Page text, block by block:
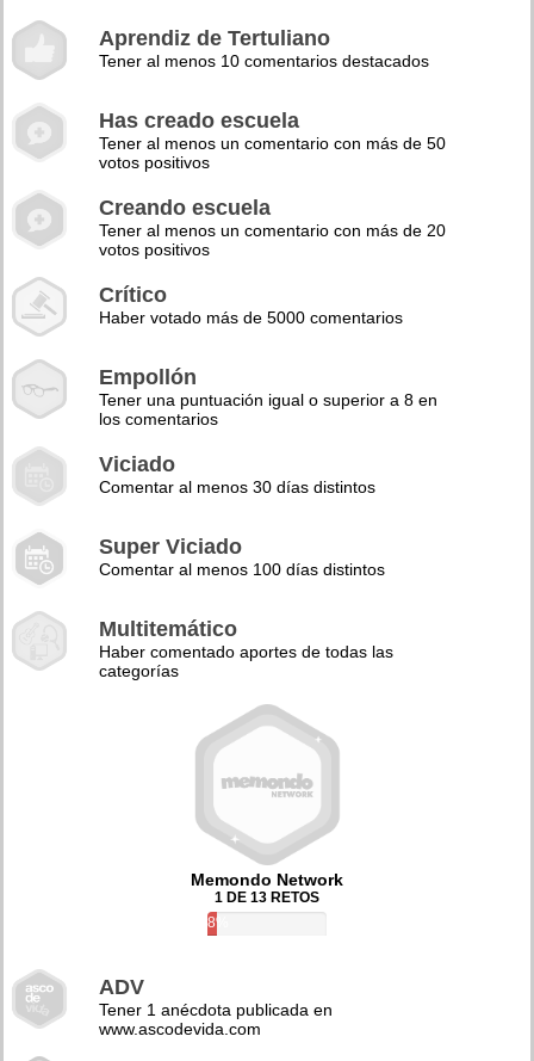
Aprendiz de Tertuliano
Tener al menos 10 comentarios destacados
Has creado escuela
Tener al menos un comentario con más de 50
votos positivos
Creando escuela
Tener al menos un comentario con más de 20
votos positivos
Crítico
Haber votado más de 5000 comentarios
Empollón
Tener una puntuación igual o superior a 8 en
los comentarios
Viciado
Comentar al menos 30 días distintos
Super Viciado
Comentar al menos 100 días distintos
Multitemático
Haber comentado aportes de todas las
categorías
Memondo Network
1 DE 13 RETOS
8%
ADV
Tener 1 anécdota publicada en
www.ascodevida.com